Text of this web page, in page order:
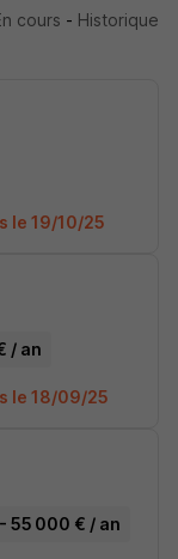
cours - Historique
le 19/10/25
/ an
le 18/09/25
55 000 € / an